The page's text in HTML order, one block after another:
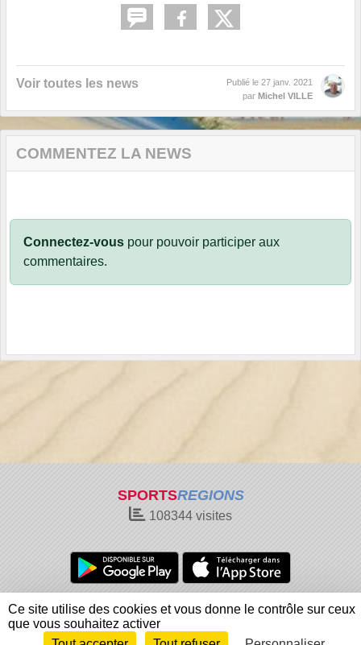
Voir toutes les news Publié le 27 janv. 2021
par Michel VILLE
COMMENTEZ LA NEWS
Connectez-vous pour pouvoir participer aux
commentaires.
SPORTSREGIONS
108344 visites
Charte cookies
Gestion des cookies
Informations légales
Signaler un contenu inapproprié
Ce site utilise des cookies et vous donne le contrôle sur ceux
que vous souhaitez activer